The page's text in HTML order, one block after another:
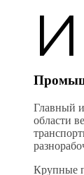
И
Главный
области
Крупные